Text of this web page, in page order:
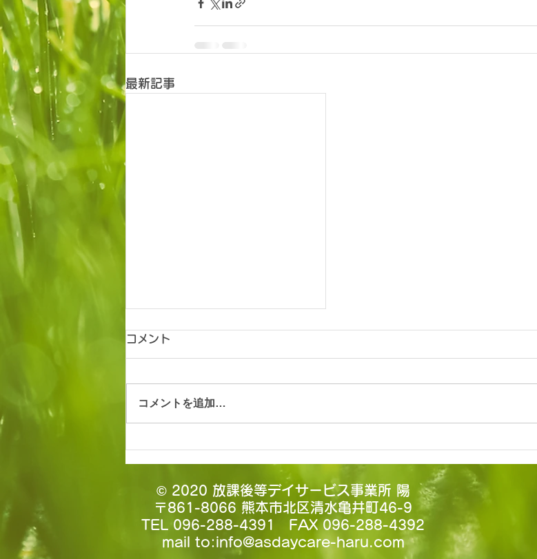
最新記事
はじめまして！
コメント
コメントを追加…
© 2020 放課後等デイサービス事業所 陽
〒861-8066 熊本市北区清水亀井町46-9
TEL 096-288-4391 FAX 096-288-4392
mail to:info@asdaycare-haru.com